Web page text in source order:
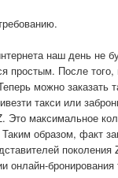
наш день не
простым. После
можно
такси или
Это максимальное
образом, факт
онлайн-